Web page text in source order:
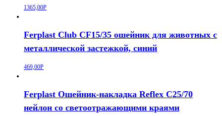
1365,00Р
Ferplast Club CF15/35 ошейник для животных c
металлической застежкой, синий
469,00Р
Ferplast Ошейник-накладка Reflex C25/70
нейлон со светоотражающими краями